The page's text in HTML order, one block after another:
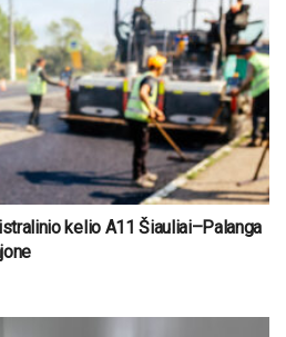
kelio A11 Šiauliai–Palanga